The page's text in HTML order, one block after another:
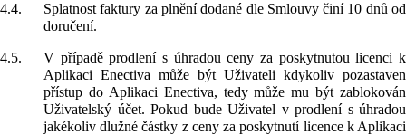
4.4.
Splatnost faktury za plnění dodané dle Smlouvy činí 10 dnů od
doručení.
4.5.
V případě prodlení s úhradou ceny za poskytnutou licenci k
Aplikaci Enectiva může být Uživateli kdykoliv pozastaven
přístup do Aplikaci Enectiva, tedy může mu být zablokován
Uživatelský účet. Pokud bude Uživatel v prodlení s úhradou
jakékoliv dlužné částky z ceny za poskytnutí licence k Aplikaci